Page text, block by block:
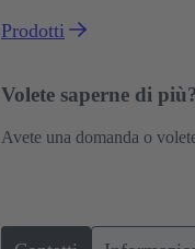
Prodotti
Volete saperne di
Avete una domanda o